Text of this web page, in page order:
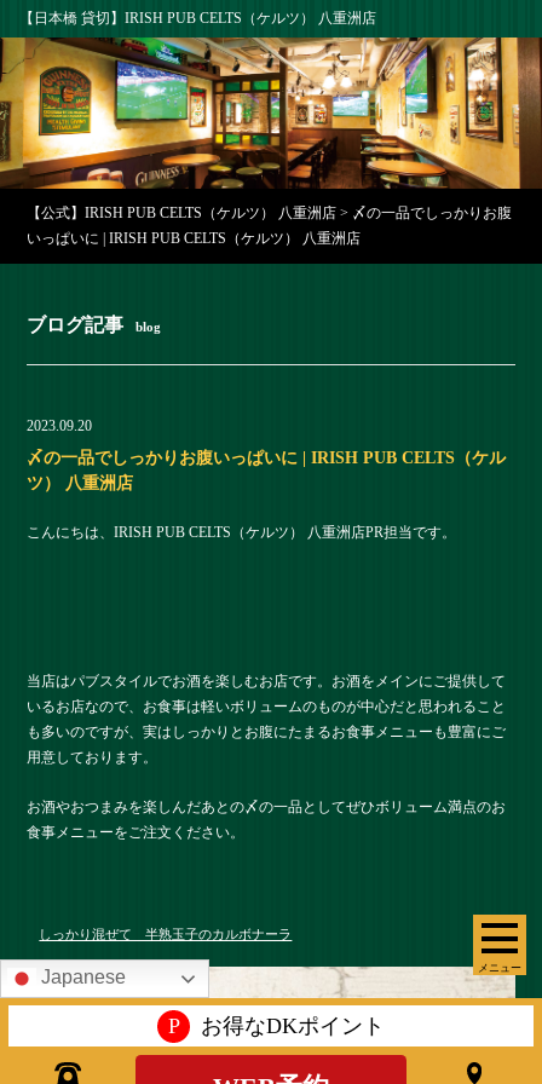
【日本橋 貸切】IRISH PUB CELTS（ケルツ） 八重洲店
メニュー
【公式】IRISH PUB CELTS（ケルツ） 八重洲店 > 〆の一品でしっかりお腹
いっぱいに | IRISH PUB CELTS（ケルツ） 八重洲店
ブログ記事 blog
2023.09.20
〆の一品でしっかりお腹いっぱいに | IRISH PUB CELTS（ケル
ツ） 八重洲店
こんにちは、IRISH PUB CELTS（ケルツ） 八重洲店PR担当です。
当店はパブスタイルでお酒を楽しむお店です。お酒をメインにご提供して
いるお店なので、お食事は軽いボリュームのものが中心だと思われること
も多いのですが、実はしっかりとお腹にたまるお食事メニューも豊富にご
用意しております。
お酒やおつまみを楽しんだあとの〆の一品としてぜひボリューム満点のお
食事メニューをご注文ください。
しっかり混ぜて 半熟玉子のカルボナーラ
Japanese
P お得なDKポイント